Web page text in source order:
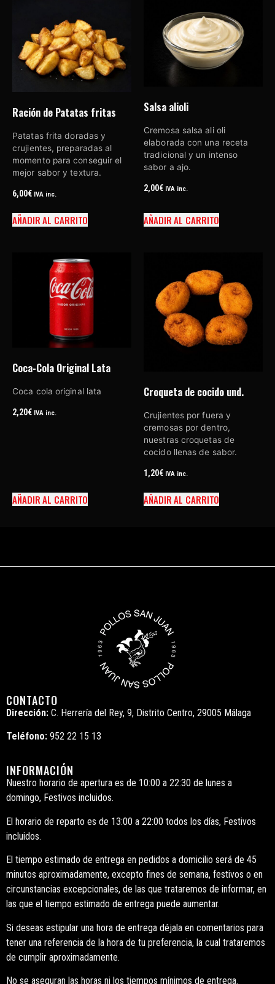
Ración de Patatas fritas
Patatas frita doradas y
crujientes, preparadas al
momento para conseguir el
mejor sabor y textura.
6,00€ IVA inc.
AÑADIR AL CARRITO
Salsa alioli
Cremosa salsa ali oli
elaborada con una receta
tradicional y un intenso
sabor a ajo.
2,00€ IVA inc.
AÑADIR AL CARRITO
Coca-Cola Original Lata
Coca cola original lata
2,20€ IVA inc.
AÑADIR AL CARRITO
Croqueta de cocido und.
Crujientes por fuera y
cremosas por dentro,
nuestras croquetas de
cocido llenas de sabor.
1,20€ IVA inc.
AÑADIR AL CARRITO
CONTACTO
Dirección: C. Herrería del Rey, 9, Distrito Centro, 29005 Málaga
Teléfono: 952 22 15 13
INFORMACIÓN
Nuestro horario de apertura es de 10:00 a 22:30 de lunes a
domingo, Festivos incluidos.
El horario de reparto es de 13:00 a 22:00 todos los días, Festivos
incluidos.
El tiempo estimado de entrega en pedidos a domicilio será de 45
minutos aproximadamente, excepto fines de semana, festivos o en
circunstancias excepcionales, de las que trataremos de informar, en
las que el tiempo estimado de entrega puede aumentar.
Si deseas estipular una hora de entrega déjala en comentarios para
tener una referencia de la hora de tu preferencia, la cual trataremos
de cumplir aproximadamente.
No se aseguran las horas ni los tiempos mínimos de entrega.